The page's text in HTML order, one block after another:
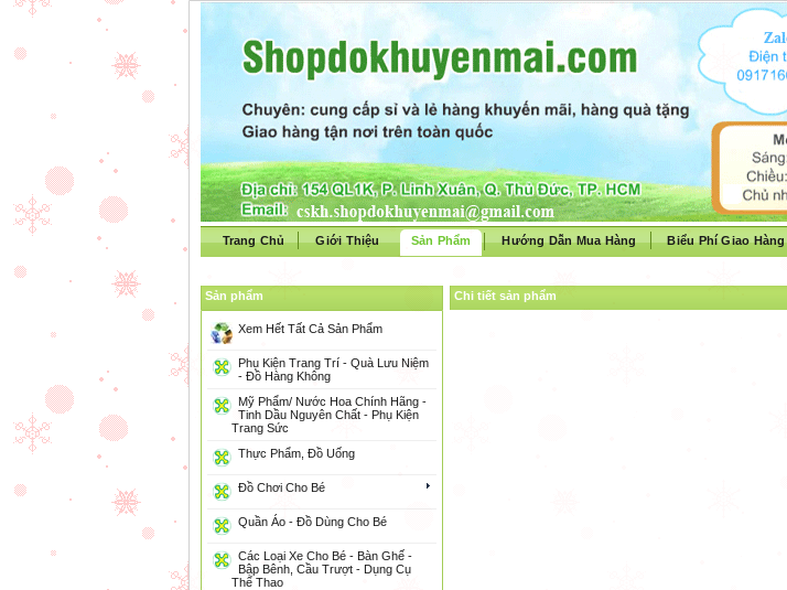
Trang Chủ Giới Thiệu Sản Phẩm Hướng Dẫn Mua Hàng Biểu Phí Giao Hàng
Chi tiết sản phẩm
Sản phẩm
Xem Hết Tất Cả Sản Phẩm
Phụ Kiện Trang Trí - Quà Lưu Niệm
- Đồ Hàng Không
Mỹ Phẩm/ Nước Hoa Chính Hãng -
Tinh Dầu Nguyên Chất - Phụ Kiện
Trang Sức
Thực Phẩm, Đồ Uống
Đồ Chơi Cho Bé
Quần Áo - Đồ Dùng Cho Bé
Các Loại Xe Cho Bé - Bàn Ghế -
Bập Bênh, Cầu Trượt - Dụng Cụ
Thể Thao